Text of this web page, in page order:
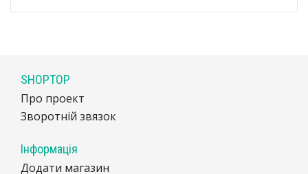
SHOPTOP
Про проект
Зворотній звязок
Інформація
Додати магазин